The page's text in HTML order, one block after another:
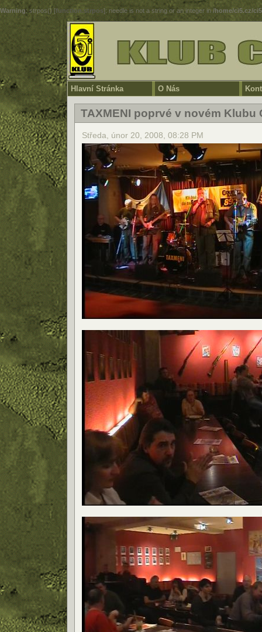
Warning: strpos() [function.strpos]: needle is not a string or an integer in/home/ci5.cz/
Hlavní Stránka O Nás
TAXMENI poprvé v novém Klubu
Středa, únor 20, 2008, 08:28 PM